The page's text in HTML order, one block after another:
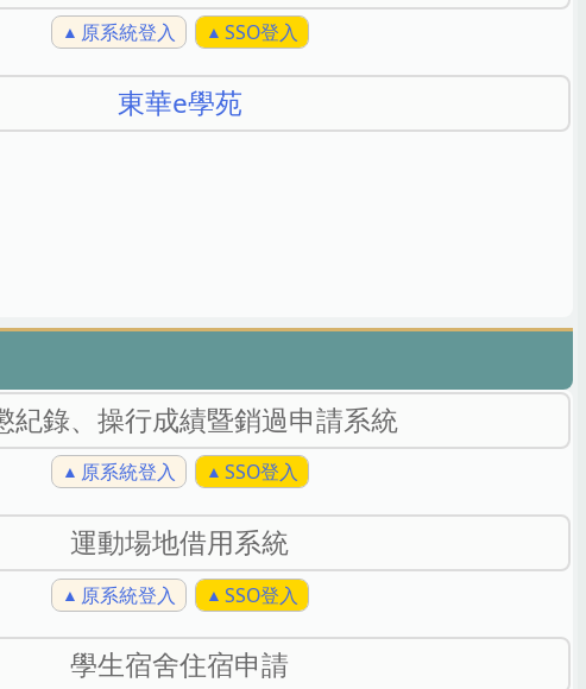
原系統登入 SSO登入
東華e學苑
紀錄、操行成績暨銷過申請系統
原系統登入 SSO登入
運動場地借用系統
原系統登入 SSO登入
學生宿舍住宿申請